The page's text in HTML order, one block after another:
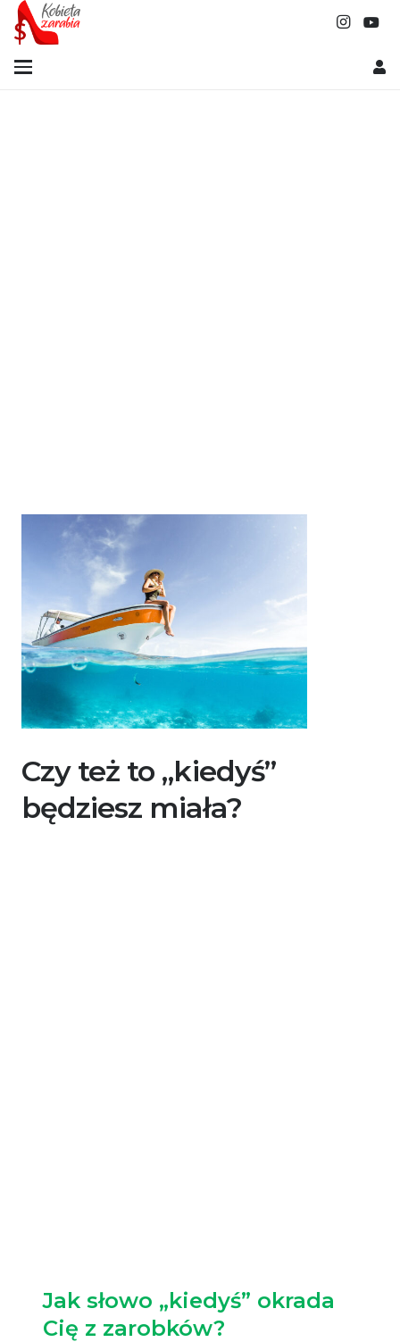
Czy też to „kiedyś”
będziesz miała?
Jak słowo „kiedyś” okrada
Cię z zarobków?